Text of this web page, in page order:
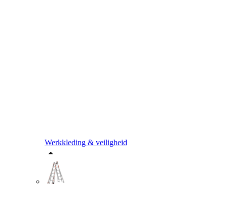
Werkkleding & veiligheid